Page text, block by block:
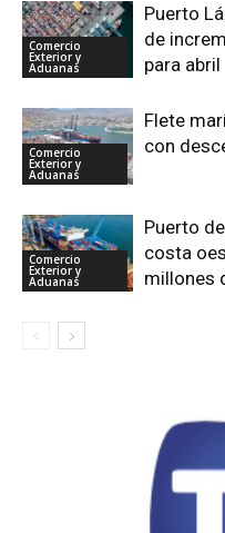
Comercio
Exterior y
Aduanas
Puerto
de
para abril
Comercio
Exterior y
Aduanas
Flete
con
Comercio
Exterior y
Aduanas
Puerto
costa
millones